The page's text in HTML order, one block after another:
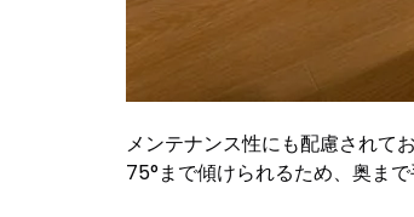
メンテナンス性にも配慮されて
75°まで傾けられるため、奥ま